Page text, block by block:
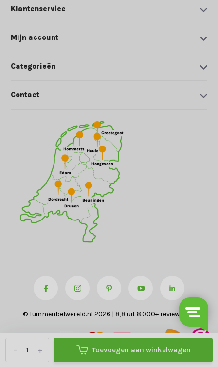
+
- Toevoegen aan winkelwagen
Klantenservice
Mijn account
Categorieën
Contact
© Tuinmeubelwereld.nl 2026 | 8,8 uit 8.000+ reviews